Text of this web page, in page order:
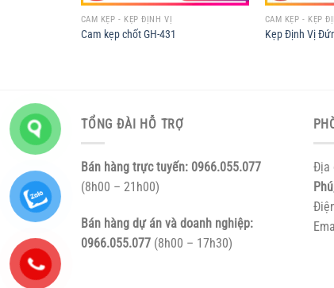
CAM KẸP - KẸP ĐỊNH VỊ
Cam kẹp chốt GH-431
CAM KẸP - KẸP
Kẹp Định Vị
TỔNG ĐÀI HỖ TRỢ
Bán hàng trực tuyến: 0966.055.077
(8h00 – 21h00)
Bán hàng dự án và doanh nghiệp:
0966.055.077 (8h00 – 17h30)
Địa